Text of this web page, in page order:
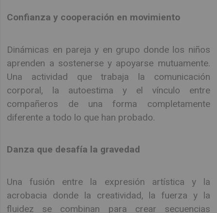
Confianza y cooperación en movimiento
Dinámicas en pareja y en grupo donde los niños
aprenden a sostenerse y apoyarse mutuamente.
Una actividad que trabaja la comunicación
corporal, la autoestima y el vínculo entre
compañeros de una forma completamente
diferente a todo lo que han probado.
Danza que desafía la gravedad
Una fusión entre la expresión artística y la
acrobacia donde la creatividad, la fuerza y la
fluidez se combinan para crear secuencias